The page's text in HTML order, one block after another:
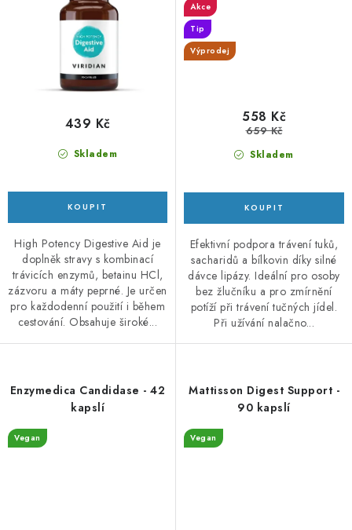
Skladem
439 Kč
High Potency Digestive Aid je
doplněk stravy s kombinací
trávicích enzymů, betainu HCl,
zázvoru a máty peprné. Je určen
pro každodenní použití i během
cestování. Obsahuje široké...
Akce
Tip
Výprodej
Skladem
558 Kč
659 Kč
Efektivní podpora trávení tuků,
sacharidů a bílkovin díky silné
dávce lipázy. Ideální pro osoby
bez žlučníku a pro zmírnění
potíží při trávení tučných jídel.
Při užívání nalačno...
Enzymedica Candidase - 42
kapslí
Vegan
Mattisson Digest Support -
90 kapslí
Vegan